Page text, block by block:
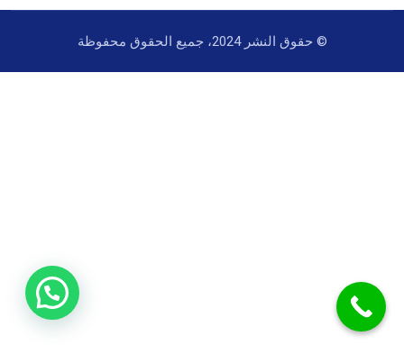
© حقوق النشر 2024، جميع الحقوق محفوظة